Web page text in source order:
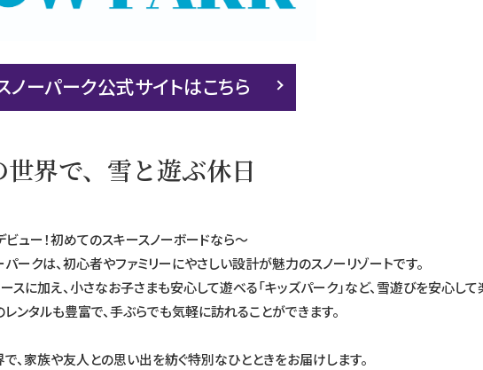
ノーパーク公式サイトはこちら
世界で、雪と遊ぶ休日
ュー！初めてのスキースノーボードなら～
クは、初心者やファミリーにやさしい設計が魅力のスノーリゾートです。
に加え、小さなお子さまも安心して遊べる「キッズパーク」など、雪遊びを安心し
ンタルも豊富で、手ぶらでも気軽に訪れることができます。
、家族や友人との思い出を紡ぐ特別なひとときをお届けします。